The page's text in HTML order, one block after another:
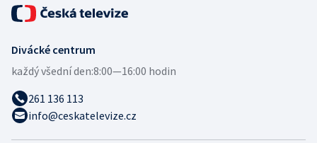
Divácké centrum
každý všední den:8:00—16:00 hodin
261 136 113
info@ceskatelevize.cz